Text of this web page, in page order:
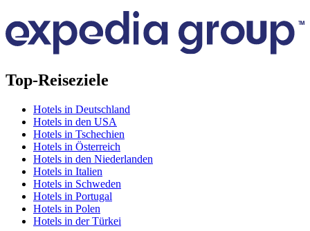
Top-Reiseziele
Hotels in Deutschland
Hotels in den USA
Hotels in Tschechien
Hotels in Österreich
Hotels in den Niederlanden
Hotels in Italien
Hotels in Schweden
Hotels in Portugal
Hotels in Polen
Hotels in der Türkei